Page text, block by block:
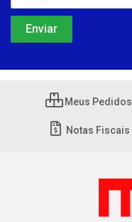
Meus Pedidos
Notas Fiscais